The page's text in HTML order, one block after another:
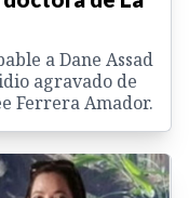
a Dane Assad
agravado de
Ferrera Amador.